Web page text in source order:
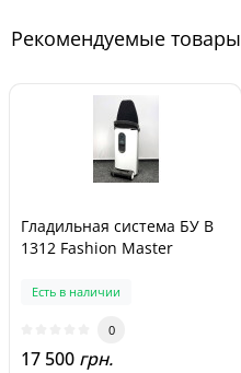
Рекомендуемые товары
Гладильная система БУ B
1312 Fashion Master
Есть в наличии
0
17 500 грн.